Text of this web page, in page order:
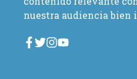
nuestra audiencia bien